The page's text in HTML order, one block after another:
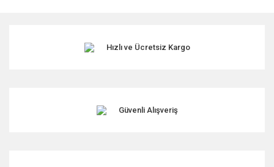
Ürün resmi kalitesiz, bozuk veya görüntülenemiyor.
Ürün fiyatı diğer sitelerden daha pahalı.
Hızlı ve Ücretsiz Kargo
Güvenli Alışveriş